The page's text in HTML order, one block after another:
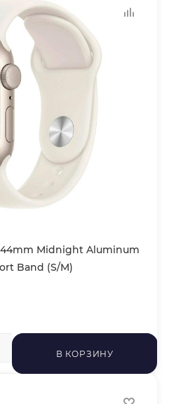
44mm Midnight Aluminum
Band (S/M)
В КОРЗИНУ